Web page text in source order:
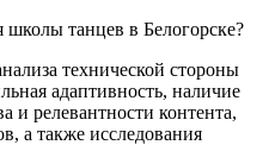
школы танцев в Белогорске?
технической стороны
адаптивность, наличие
и релевантности контента,
а также исследования